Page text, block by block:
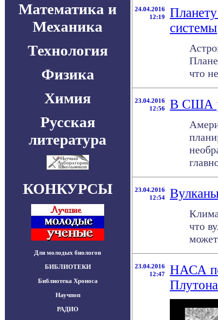
Математика и
Механика
Технология
Физика
Химия
Русская
литература
КОНКУРСЫ
Для молодых биологов
БИБЛИОТЕКИ
Библиотека Хроноса
Научпоп
РАДИО
24.04.2016
12:19
системы
что
23.04.2016
12:56
В США
23.04.2016
12:54
что
23.04.2016
12:47
НАСА
Плутона